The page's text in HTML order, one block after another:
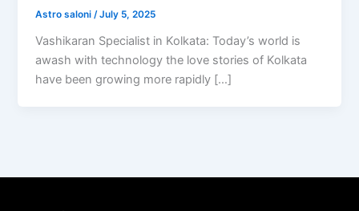
Astro saloni/July 5, 2025
Vashikaran Specialist in Kolkata: Today’s world is
awash with technology the love stories of Kolkata
have been growing more rapidly […]